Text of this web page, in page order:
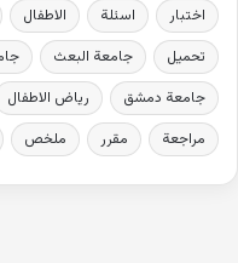
اختبار اسئلة الاطفال
تحميل
جامعة البعث
جامعة دمشق
رياض الاطفال
مراجعة
مقرر ملخص